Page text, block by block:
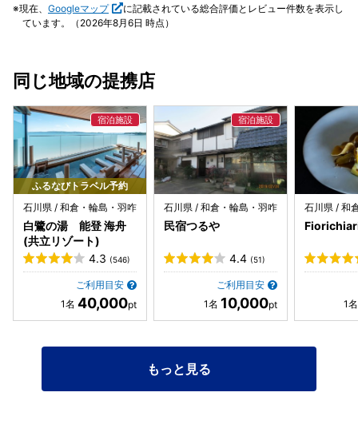
す。
現在、 Googleマップ
に記載されている総合評価とレビュー件数を表示し
ています。（2026年8月6日 時点）
同じ地域の提携店
ふるなびトラベル予約
石川県 / 和倉・輪島・羽咋
白鷺の湯 能登 海舟
(共立リゾート)
4.3 (546)
ご利用目安
40,000
石川県 / 和倉・輪島・羽咋
民宿つるや
4.4 (51)
ご利用目安
10,000
石川県 / 和
もっと見る